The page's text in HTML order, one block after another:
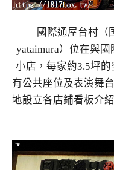
國際通屋台村（
yataimura）位在與
小店，每家約3.5坪
有公共座位及表演舞
地設立各店鋪看板介